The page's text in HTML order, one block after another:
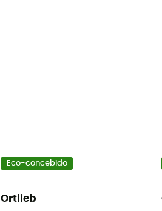
Eco-concebido
Ortlieb